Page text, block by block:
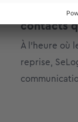
une
contacts
À l’heure où
reprise,